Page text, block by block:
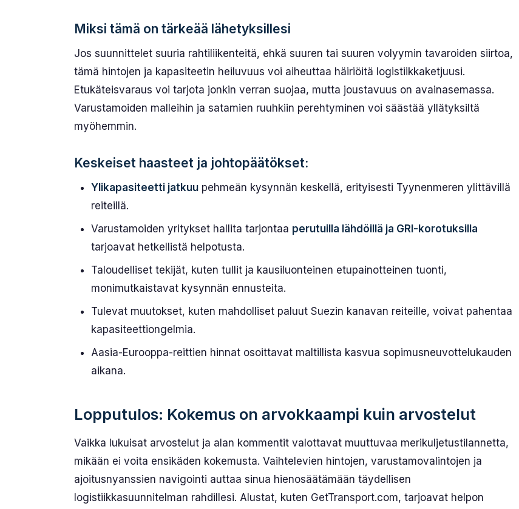
Miksi tämä on tärkeää lähetyksillesi
Jos suunnittelet suuria rahtiliikenteitä, ehkä suuren tai suuren volyymin tavaroiden siirtoa,
tämä hintojen ja kapasiteetin heiluvuus voi aiheuttaa häiriöitä logistiikkaketjuusi.
Etukäteisvaraus voi tarjota jonkin verran suojaa, mutta joustavuus on avainasemassa.
Varustamoiden malleihin ja satamien ruuhkiin perehtyminen voi säästää yllätyksiltä
myöhemmin.
Keskeiset haasteet ja johtopäätökset:
Ylikapasiteetti jatkuu pehmeän kysynnän keskellä, erityisesti Tyynenmeren ylittävillä
reiteillä.
Varustamoiden yritykset hallita tarjontaa perutuilla lähdöillä ja GRI-korotuksilla
tarjoavat hetkellistä helpotusta.
Taloudelliset tekijät, kuten tullit ja kausiluonteinen etupainotteinen tuonti,
monimutkaistavat kysynnän ennusteita.
Tulevat muutokset, kuten mahdolliset paluut Suezin kanavan reiteille, voivat pahentaa
kapasiteettiongelmia.
Aasia-Eurooppa-reittien hinnat osoittavat maltillista kasvua sopimusneuvottelukauden
aikana.
Lopputulos: Kokemus on arvokkaampi kuin arvostelut
Vaikka lukuisat arvostelut ja alan kommentit valottavat muuttuvaa merikuljetustilannetta,
mikään ei voita ensikäden kokemusta. Vaihtelevien hintojen, varustamovalintojen ja
ajoitusnyanssien navigointi auttaa sinua hienosäätämään täydellisen
logistiikkasuunnitelman rahdillesi. Alustat, kuten GetTransport.com, tarjoavat helpon